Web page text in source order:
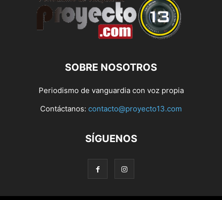
SOBRE NOSOTROS
Periodismo de vanguardia con voz propia
Contáctanos: contacto@proyecto13.com
SÍGUENOS